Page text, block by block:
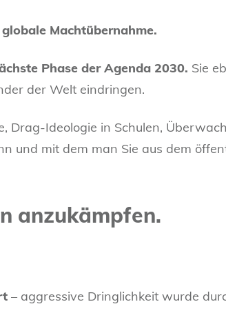
Machtübernahme.
Phase der Agenda 2030. Sie
der Welt eindringen.
Drag-Ideologie in Schulen,
und mit dem man Sie aus dem
anzukämpfen.
– aggressive Dringlichkeit wurde